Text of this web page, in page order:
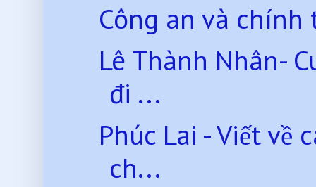
Công an và
Lê Thành Nhân-
đi ...
Phúc Lai - Viết về
ch...